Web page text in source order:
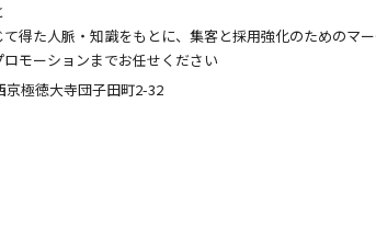
得た人脈・知識をもとに、集客と採用強化のためのマ
モーションまでお任せください
京極徳大寺団子田町2-32